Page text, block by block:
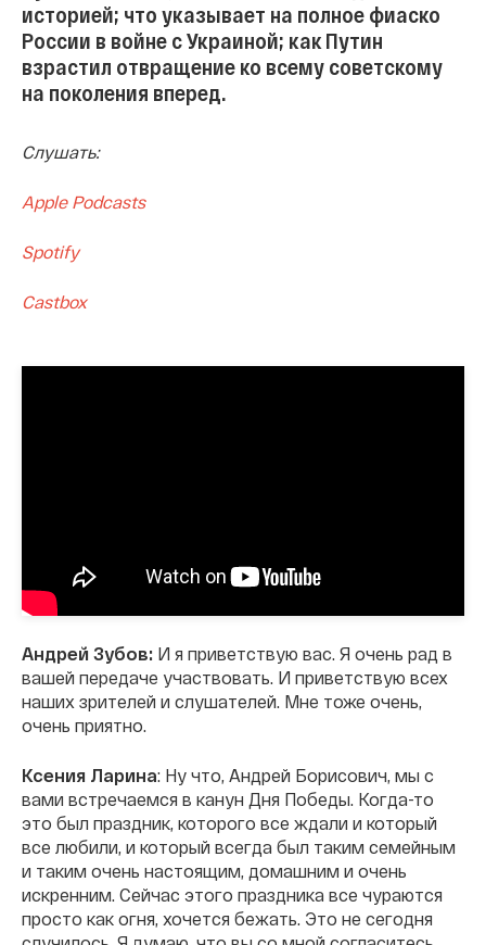
историей; что указывает на полное фиаско
России в войне с Украиной; как Путин
взрастил отвращение ко всему советскому
на поколения вперед.
Слушать:
Apple Podcasts
Spotify
Castbox
Андрей Зубов: И я приветствую вас. Я очень рад в
вашей передаче участвовать. И приветствую всех
наших зрителей и слушателей. Мне тоже очень,
очень приятно.
Ксения Ларина: Ну что, Андрей Борисович, мы с
вами встречаемся в канун Дня Победы. Когда-то
это был праздник, которого все ждали и который
все любили, и который всегда был таким семейным
и таким очень настоящим, домашним и очень
искренним. Сейчас этого праздника все чураются
просто как огня, хочется бежать. Это не сегодня